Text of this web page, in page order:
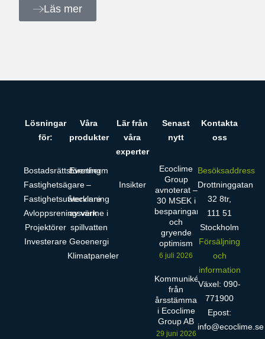
Läs mer
Lösningar
för:
Bostadsrättsförening
Fastighetsägare
Fastighetsutvecklare
Avloppsreningsverk
Projektörer
Investerare
Våra
produkter
Evertherm
–
återvinning
av värme i
spillvatten
Geoenergi
Klimatpaneler
Lär från
våra
experter
Insikter
Senast
nytt
Ecoclime
Group
avnoterat –
30 MSEK i
besparingar
och
gryende
optimism
6 juli 2026
Kommuniké
från
årsstämma
i Ecoclime
Group AB
29 juni 2026
Kontakta
oss
Besöksaddress
Drottninggatan
32 8tr,
111 51
Stockholm
Försäljning
och
information
Växel: 090-
771900
Epost:
info@ecoclime.se